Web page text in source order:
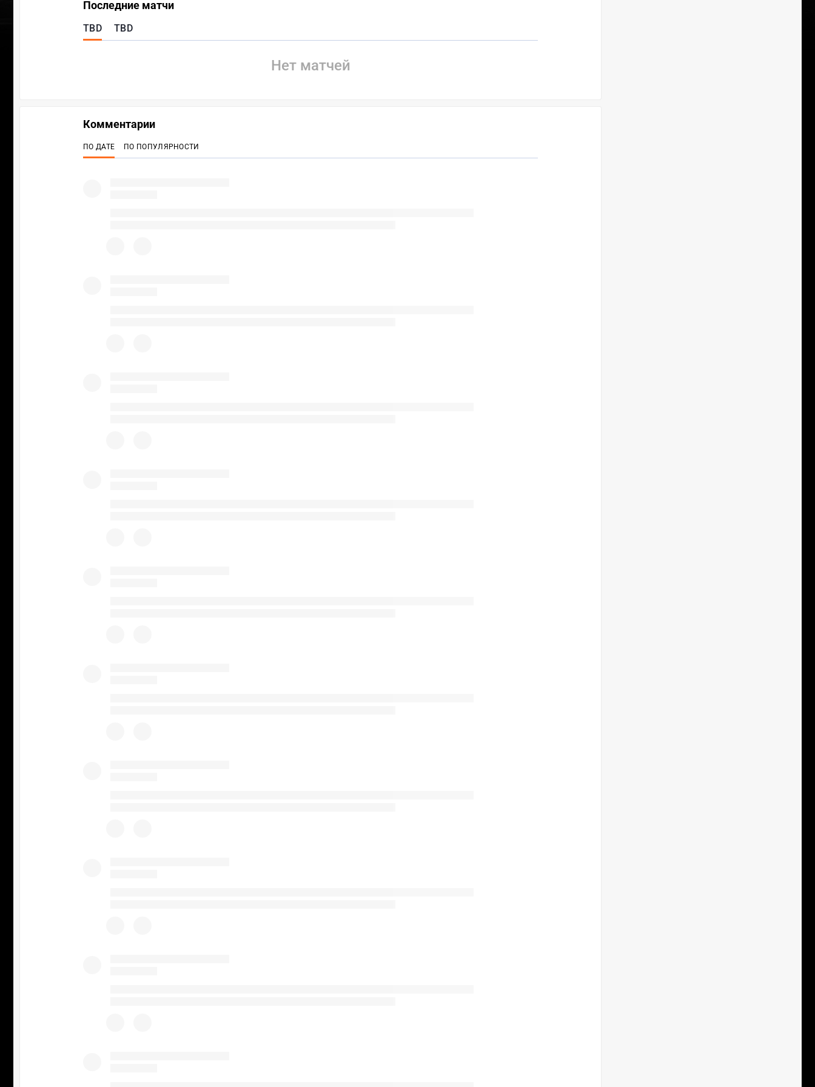
Последние матчи
TBD TBD
Нет матчей
Комментарии
ПО ДАТЕ ПО ПОПУЛЯРНОСТИ